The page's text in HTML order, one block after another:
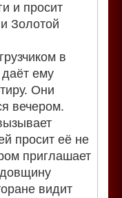
и просит
Золотой
в
ему
Они
вечером.
просит её не
приглашает
видит